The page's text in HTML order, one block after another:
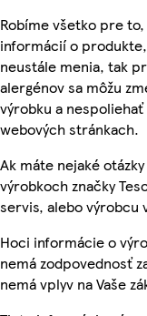
Robíme všetko pre
informácií o
neustále menia, tak
alergénov sa môžu
výrobku a
webových stránkach.
Ak máte nejaké
výrobkoch značky
servis, alebo výrobcu
Hoci informácie o
nemá zodpovednosť
nemá vplyv na Vaše